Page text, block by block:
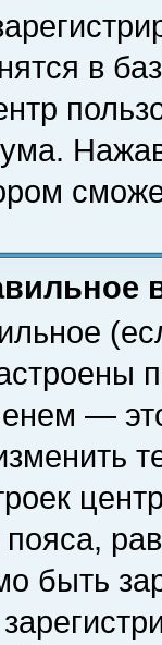
в
—
быть